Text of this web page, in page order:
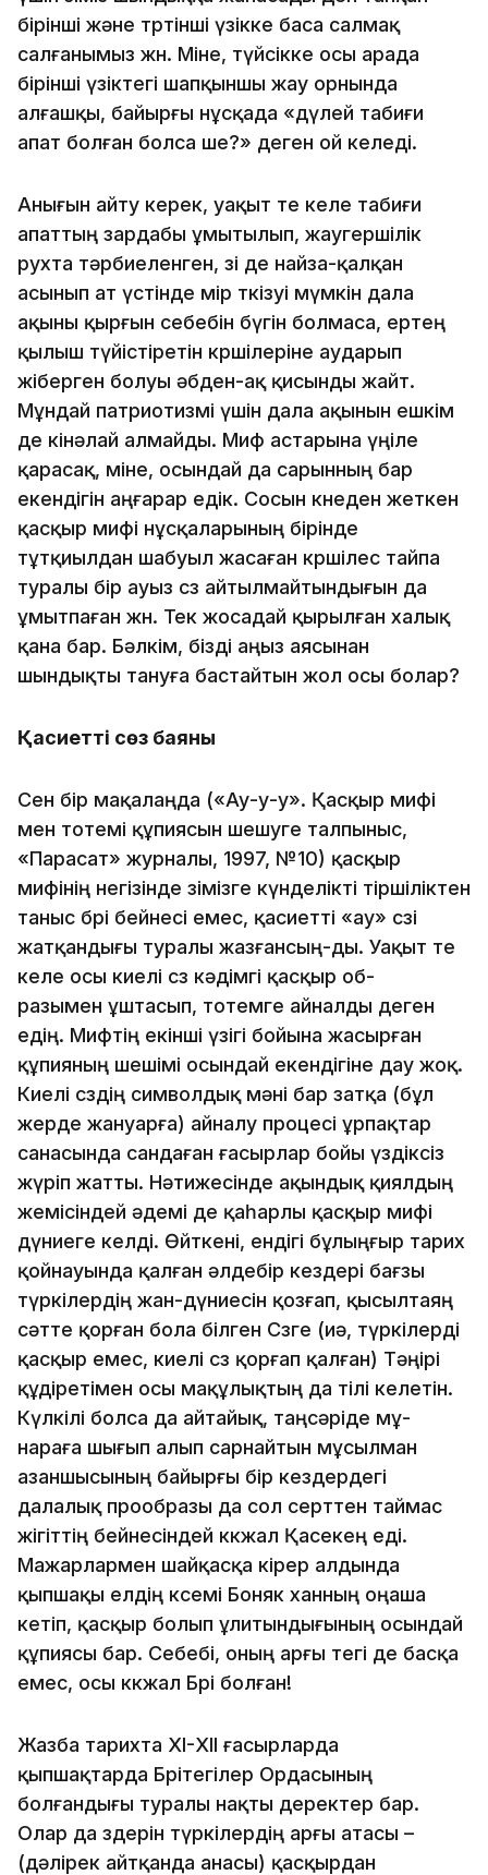
бiрiншi және төртiншi үзiкке баса салмақ
салғанымыз жөн. Мiне, түйсiкке осы арада
бiрiншi үзiктегi шап­қыншы жау орнында
алғашқы, байырғы нұсқада «дүлей табиғи
апат болған болса ше?» деген ой келедi.
Анығын айту керек, уақыт өте келе табиғи
апаттың зардабы ұмытылып, жаугершiлiк
рухта тәрбиеленген, өзi де найза-қалқан
асынып ат үстiнде өмiр өткiзуi мүмкiн дала
ақыны қырғын себебiн бүгiн болмаса, ертең
қылыш түйiстiретiн көршiлерiне ау­­дарып
жiберген болуы әбден-ақ қисынды жайт.
Мұндай пат­риотизмi үшiн дала ақынын ешкiм
де кiнәлай алмайды. Миф астарына үңiле
қарасақ, мiне, осындай да сарынның бар
екендiгiн аңғарар едiк. Сосын көнеден жеткен
қасқыр ми­фi нұсқаларының бiрiнде
тұтқиылдан шабуыл жасаған көр­шi­­лес тайпа
туралы бiр ауыз сөз айтылмайтындығын да
ұмыт­па­ған жөн. Тек жосадай қырылған халық
қана бар. Бәл­кiм, бiздi аңыз аясынан
шындықты тануға бастайтын жол осы болар?
Қасиеттi сөз баяны
Сен бiр мақалаңда («Ау-у-у». Қасқыр мифi
мен тотемi құпиясын шешуге талпыныс,
«Парасат» журналы, 1997, №10) қас­қыр
мифiнiң негiзiнде өзiмiзге күнделiктi тiршiлiктен
таныс бөрi бейнесi емес, қасиеттi «ау» сөзi
жатқандығы туралы жаз­­­­­­­­ғансың-ды. Уақыт өте
келе осы киелi сөз кәдiмгi қасқыр об­­­­­­
разымен ұштасып, тотемге айналды деген
едiң. Мифтiң екiн­­­­шi үзiгi бойына жасырған
құпияның шешiмi осындай екен­­дi­­гiне дау жоқ.
Киелi сөздiң символдық мәнi бар затқа (бұл
жер­­де жануарға) айналу процесi ұрпақтар
санасында сандаған ға­­сырлар бойы үздiксiз
жүрiп жатты. Нәтижесiнде ақындық қиял­­дың
жемiсiндей әдемi де қаһарлы қасқыр мифi
дүниеге кел­дi. Өйткенi, ендiгi бұлыңғыр тарих
қойнауында қалған әлдебiр кездерi бағзы
түркiлердiң жан-дүниесiн қозғап, қы­­сыл­­таяң
сәтте қорған бола бiлген Сөзге (иә, түркiлердi
қас­қыр емес, киелi сөз қорғап қалған) Тәңiрi
құдiретiмен осы ма­құ­­лықтың да тiлi келетiн.
Күлкiлi болса да айтайық, таңсәрiде мұ­­
нараға шығып алып сарнайтын мұсылман
азаншысының бай­ырғы бiр кездердегi
далалық прообразы да сол серттен тай­­мас
жiгiттiң бейнесiндей көкжал Қасекең едi.
Мажарлармен шай­­қасқа кiрер алдында
қыпшақы елдiң көсемi Боняк ханның оңаша
кетiп, қасқыр болып ұлитындығының осындай
құпиясы бар. Себебi, оның арғы тегi де басқа
емес, осы көкжал Бөрi бол­ған!
Жазба тарихта ХI-ХII ғасырларда
қыпшақтарда Бөрiтегiлер Ордасының
болғандығы туралы нақты деректер бар.
Олар да өздерiн түркiлердiң арғы атасы –
(дәлiрек айтқанда анасы) қасқырдан